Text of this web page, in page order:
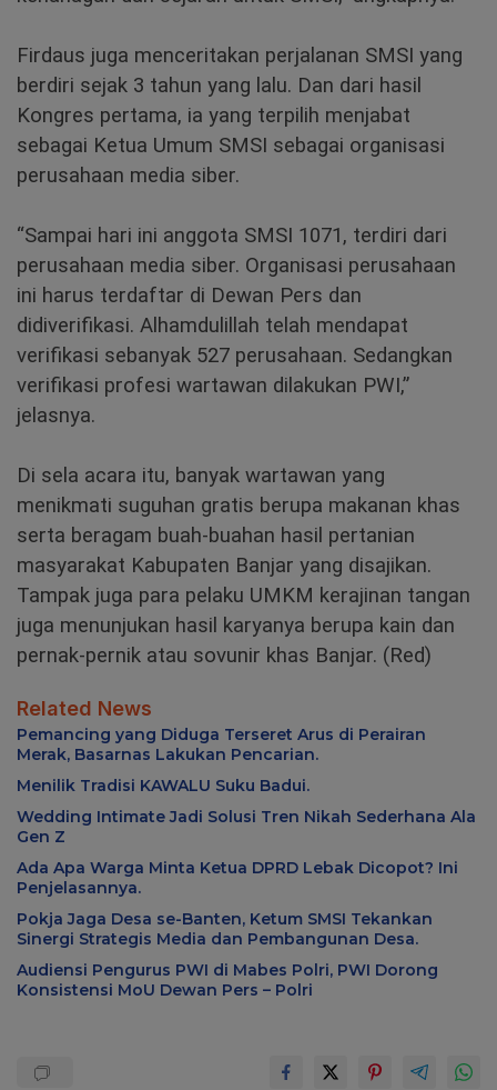
Firdaus juga menceritakan perjalanan SMSI yang
berdiri sejak 3 tahun yang lalu. Dan dari hasil
Kongres pertama, ia yang terpilih menjabat
sebagai Ketua Umum SMSI sebagai organisasi
perusahaan media siber.
“Sampai hari ini anggota SMSI 1071, terdiri dari
perusahaan media siber. Organisasi perusahaan
ini harus terdaftar di Dewan Pers dan
didiverifikasi. Alhamdulillah telah mendapat
verifikasi sebanyak 527 perusahaan. Sedangkan
verifikasi profesi wartawan dilakukan PWI,”
jelasnya.
Di sela acara itu, banyak wartawan yang
menikmati suguhan gratis berupa makanan khas
serta beragam buah-buahan hasil pertanian
masyarakat Kabupaten Banjar yang disajikan.
Tampak juga para pelaku UMKM kerajinan tangan
juga menunjukan hasil karyanya berupa kain dan
pernak-pernik atau sovunir khas Banjar. (Red)
Related News
Pemancing yang Diduga Terseret Arus di Perairan
Merak, Basarnas Lakukan Pencarian.
Menilik Tradisi KAWALU Suku Badui.
Wedding Intimate Jadi Solusi Tren Nikah Sederhana Ala
Gen Z
Ada Apa Warga Minta Ketua DPRD Lebak Dicopot? Ini
Penjelasannya.
Pokja Jaga Desa se-Banten, Ketum SMSI Tekankan
Sinergi Strategis Media dan Pembangunan Desa.
Audiensi Pengurus PWI di Mabes Polri, PWI Dorong
Konsistensi MoU Dewan Pers – Polri